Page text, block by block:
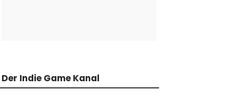
Der Indie Game Kanal